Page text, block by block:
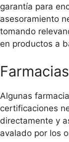
garantía para
asesoramiento
tomando
en productos a
Farmacias
Algunas
certificaciones
directamente y
avalado por los